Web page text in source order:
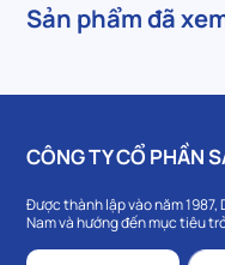
Sản phẩm đã
CÔNG TY CỔ PHẦN
Được thành lập vào năm
Nam và hướng đến mục tiêu